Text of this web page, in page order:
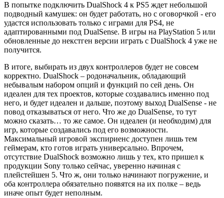
В попытке подключить DualShock 4 к PS5 ждет небольшой
подводный камушек: он будет работать, но с оговорчкой - его
удастся использовать только с играми для PS4, не
адаптированными под DualSense. В игры на PlayStation 5 или
обновленные до некстген версии играть с DualShock 4 уже не
получится.
В итоге, выбирать из двух контроллеров будет не совсем
корректно. DualShock – родоначальник, обладающий
небывалым набором опций и функций по сей день. Он
идеален для тех проектов, которые создавались именно под
него, и будет идеален и дальше, поэтому выход DualSense - не
повод отказываться от него. Что же до DualSense, то тут
можно сказать… то же самое. Он идеален (и необходим) для
игр, которые создавались под его возможности.
Максимальный игровой экспириенс доступен лишь тем
геймерам, кто готов играть универсально. Впрочем,
отсутствие DualShock возможно лишь у тех, кто пришел к
продукции Sony только сейчас, уверенно начиная с
плейстейшен 5. Что ж, они только начинают погружение, и
оба контроллера обязательно появятся на их полке – ведь
иначе опыт будет неполным.